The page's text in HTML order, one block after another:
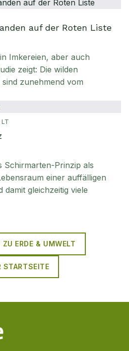
auf der Roten Liste
Imkereien, aber auch
zeigt: Die wilden
zunehmend vom
Schirmarten-Prinzip als
einer auffälligen
damit gleichzeitig viele
ZU ERDE & UMWELT
STARTSEITE